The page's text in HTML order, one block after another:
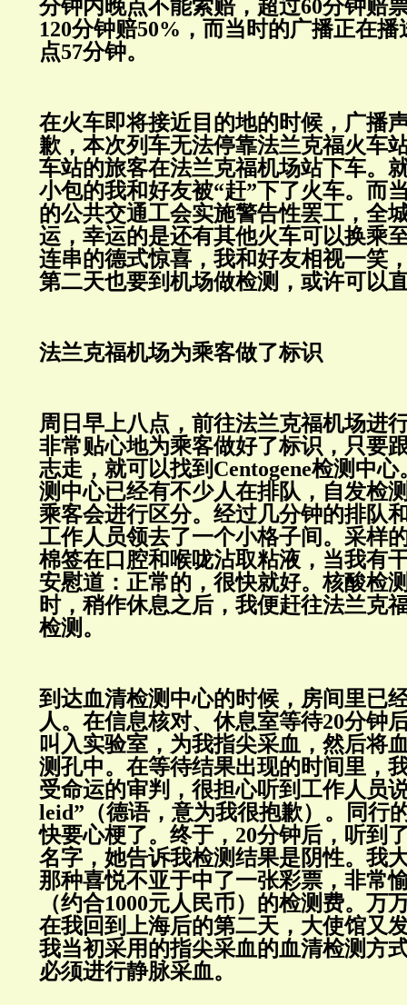
分钟内晚点不能索赔，超过60分钟赔
120分钟赔50%，而当时的广播正在
点57分钟。
在火车即将接近目的地的时候，广播
歉，本次列车无法停靠法兰克福火车
车站的旅客在法兰克福机场站下车。
小包的我和好友被“赶”下了火车。而
的公共交通工会实施警告性罢工，全
运，幸运的是还有其他火车可以换乘
连串的德式惊喜，我和好友相视一笑
第二天也要到机场做检测，或许可以
法兰克福机场为乘客做了标识
周日早上八点，前往法兰克福机场进
非常贴心地为乘客做好了标识，只要
志走，就可以找到Centogene检测中
测中心已经有不少人在排队，自发检
乘客会进行区分。经过几分钟的排队
工作人员领去了一个小格子间。采样
棉签在口腔和喉咙沾取粘液，当我有
安慰道：正常的，很快就好。核酸检
时，稍作休息之后，我便赶往法兰克
检测。
到达血清检测中心的时候，房间里已
人。在信息核对、休息室等待20分钟
叫入实验室，为我指尖采血，然后将
测孔中。在等待结果出现的时间里，
受命运的审判，很担心听到工作人员
leid”（德语，意为我很抱歉）。同行
快要心梗了。终于，20分钟后，听到
名字，她告诉我检测结果是阴性。我
那种喜悦不亚于中了一张彩票，非常
（约合1000元人民币）的检测费。万
在我回到上海后的第二天，大使馆又
我当初采用的指尖采血的血清检测方
必须进行静脉采血。